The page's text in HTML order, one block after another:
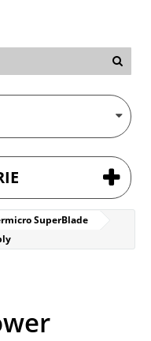
SuperBlade